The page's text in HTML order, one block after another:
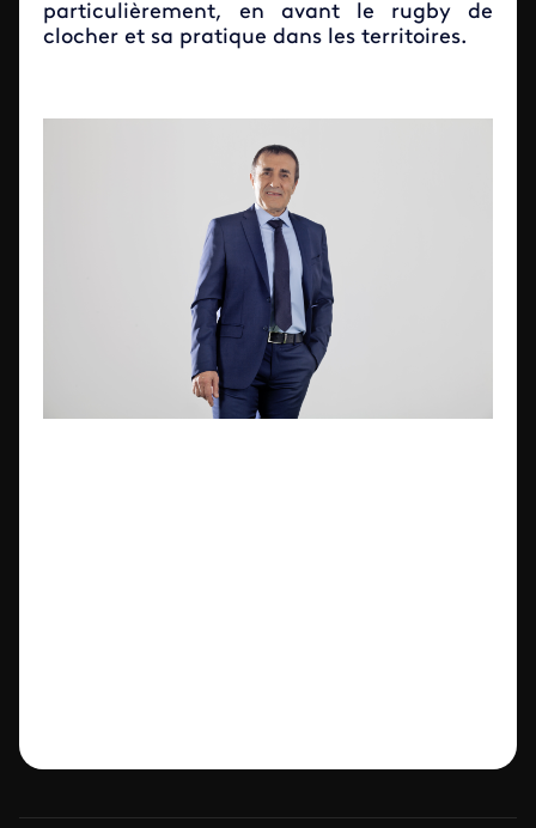
particulièrement, en avant le rugby de
clocher et sa pratique dans les territoires.